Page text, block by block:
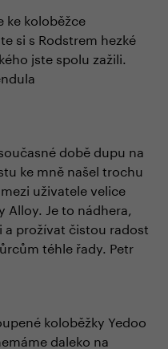
ke koloběžce
si s Rodstrem hezké
jste spolu zažili.
době dupu na
ke mně našel trochu
uživatele velice
Je to nádhera,
prožívat čistou radost
téhle řady. Petr
koloběžky Yedoo
daleko na